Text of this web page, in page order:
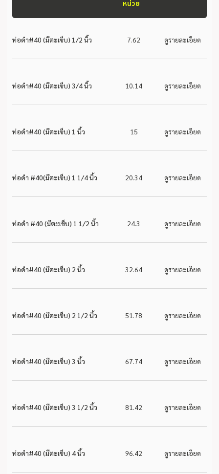
หน่วย
ท่อดำ#40 (มีตะเข็บ) 1/2 นิ้ว 7.62 ดูรายละเอียด
ท่อดำ#40 (มีตะเข็บ) 3/4 นิ้ว 10.14 ดูรายละเอียด
ท่อดำ#40 (มีตะเข็บ) 1 นิ้ว 15 ดูรายละเอียด
ท่อดำ #40(มีตะเข็บ) 1 1/4 นิ้ว 20.34 ดูรายละเอียด
ท่อดำ #40 (มีตะเข็บ) 1 1/2 นิ้ว 24.3 ดูรายละเอียด
ท่อดำ#40 (มีตะเข็บ) 2 นิ้ว 32.64 ดูรายละเอียด
ท่อดำ#40 (มีตะเข็บ) 2 1/2 นิ้ว 51.78 ดูรายละเอียด
ท่อดำ#40 (มีตะเข็บ) 3 นิ้ว 67.74 ดูรายละเอียด
ท่อดำ#40 (มีตะเข็บ) 3 1/2 นิ้ว 81.42 ดูรายละเอียด
ท่อดำ#40 (มีตะเข็บ) 4 นิ้ว 96.42 ดูรายละเอียด